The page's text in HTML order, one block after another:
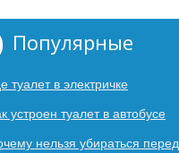
Популярные
туалет в электричке
устроен туалет в автобусе
нельзя убираться перед